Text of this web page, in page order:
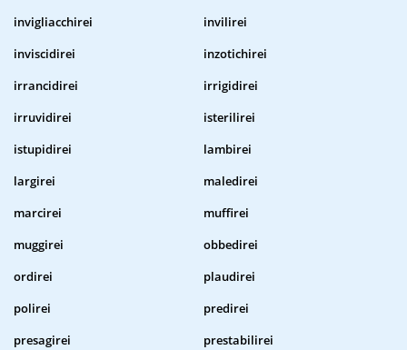
invigliacchirei
invilirei
inviscidirei
inzotichirei
irrancidirei
irrigidirei
irruvidirei
isterilirei
istupidirei
lambirei
largirei
maledirei
marcirei
muffirei
muggirei
obbedirei
ordirei
plaudirei
polirei
predirei
presagirei
prestabilirei